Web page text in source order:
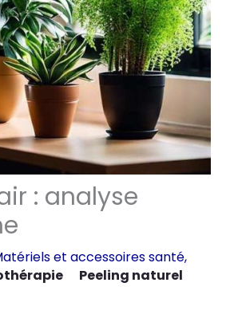
: analyse
et accessoires santé,
Peeling naturel